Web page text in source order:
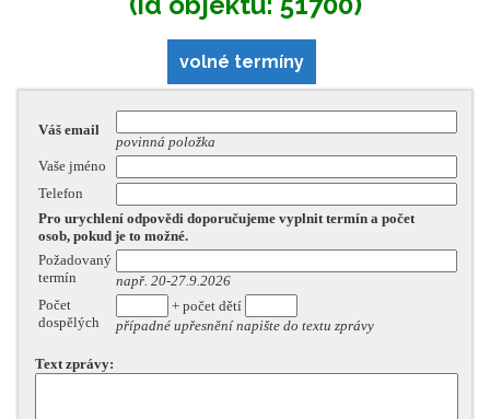
volné termíny